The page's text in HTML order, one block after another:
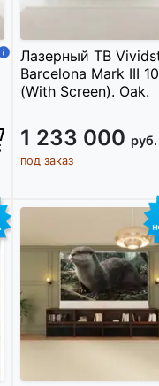
Лазерный ТВ
Barcelona Mark III
(With Screen). Oak.
1 233 000 руб.
под заказ